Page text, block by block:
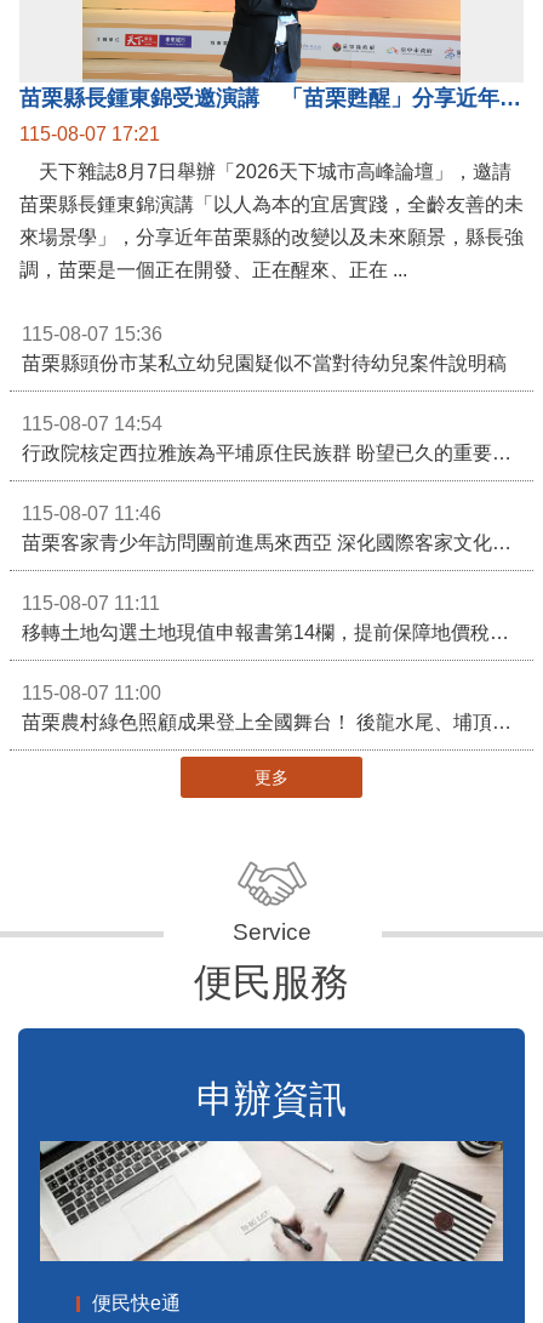
苗栗縣長鍾東錦受邀演講 「苗栗甦醒」分享近年轉變
115-08-07 17:21
天下雜誌8月7日舉辦「2026天下城市高峰論壇」，邀請
苗栗縣長鍾東錦演講「以人為本的宜居實踐，全齡友善的未
來場景學」，分享近年苗栗縣的改變以及未來願景，縣長強
調，苗栗是一個正在開發、正在醒來、正在 ...
115-08-07 15:36
苗栗縣頭份市某私立幼兒園疑似不當對待幼兒案件說明稿
115-08-07 14:54
行政院核定西拉雅族為平埔原住民族群 盼望已久的重要時刻到來！8月13日起受理民族成員名冊登記
115-08-07 11:46
苗栗客家青少年訪問團前進馬來西亞 深化國際客家文化交流
115-08-07 11:11
移轉土地勾選土地現值申報書第14欄，提前保障地價稅節稅權益
115-08-07 11:00
苗栗農村綠色照顧成果登上全國舞台！ 後龍水尾、埔頂社區前進2026高齡健康產業博覽會
更多
便民服務
申辦資訊
便民快e通